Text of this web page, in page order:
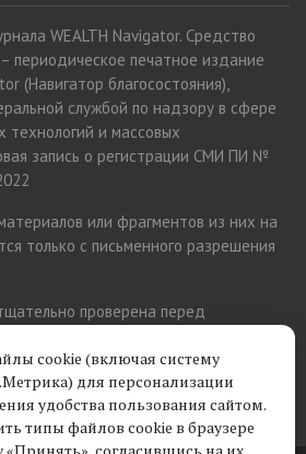
WEALTH Navigator. Средство
периодическое печатное издание
(Навигатор благосостояния),
службой по надзору в сфере
технологий и массовых
запись о регистрации СМИ ПИ №
или фрагментов из них на
только с письменного разрешения
проверена перед
происходят постоянно, и
извинения за возможные
cookie (включая систему
для персонализации
удобства пользования сайтом.
типы файлов cookie в браузере